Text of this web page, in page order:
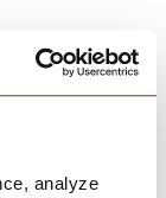
analyze